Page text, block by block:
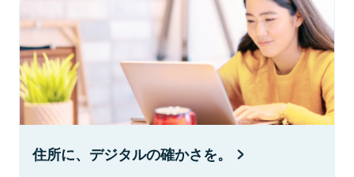
住所に、デジタルの確かさを。